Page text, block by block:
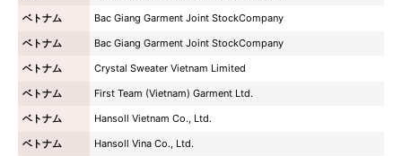
ベトナム
Bac Giang Garment Joint StockCompany
ベトナム
Bac Giang Garment Joint StockCompany
ベトナム
Crystal Sweater Vietnam Limited
ベトナム
First Team (Vietnam) Garment Ltd.
ベトナム
Hansoll Vietnam Co., Ltd.
ベトナム
Hansoll Vina Co., Ltd.